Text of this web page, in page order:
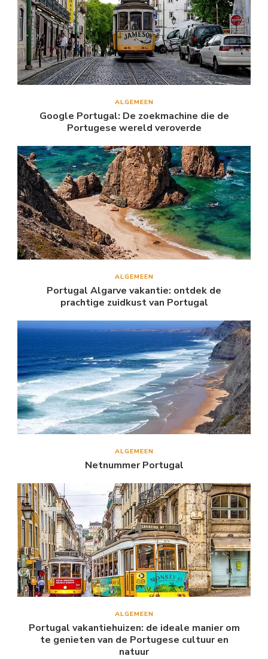
ALGEMEEN
Google Portugal: De zoekmachine die de
Portugese wereld veroverde
ALGEMEEN
Portugal Algarve vakantie: ontdek de
prachtige zuidkust van Portugal
ALGEMEEN
Netnummer Portugal
ALGEMEEN
Portugal vakantiehuizen: de ideale manier om
te genieten van de Portugese cultuur en
natuur